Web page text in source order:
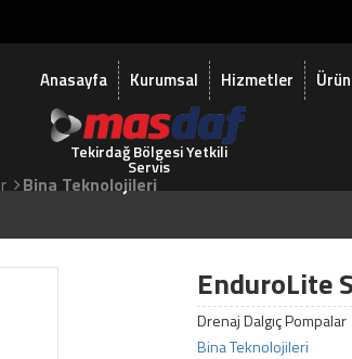
Anasayfa Kurumsal Hizmetler
Tekirdağ Bölgesi Yetkili
Servis
Bina Teknolojileri
EnduroLite
Drenaj Dalgıç Pompalar
Bina Teknolojileri